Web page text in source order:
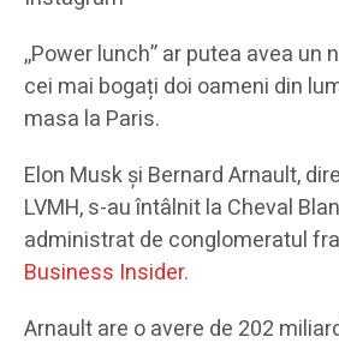
,,Power lunch” ar putea avea un
cei mai bogați doi oameni din
masa la Paris.
Elon Musk și Bernard Arnault,
LVMH, s-au întâlnit la Cheval
administrat de conglomeratul
Business Insider.
Arnault are o avere de 202